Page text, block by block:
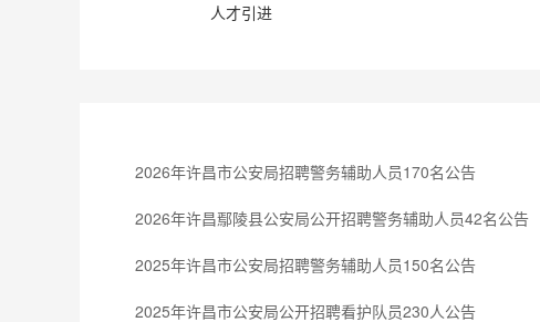
人才引进
2026年许昌市公安局招聘警务辅助人员170名公告
2026年许昌鄢陵县公安局公开招聘警务辅助人员42名公告
2025年许昌市公安局招聘警务辅助人员150名公告
2025年许昌市公安局公开招聘看护队员230人公告